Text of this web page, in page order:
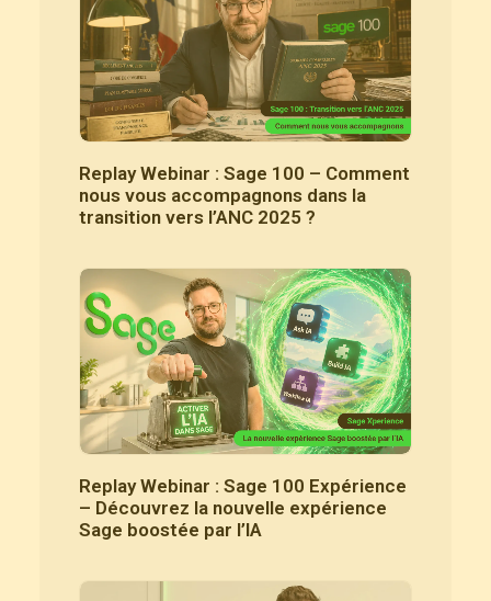
Replay Webinar : Sage 100 – Comment
nous vous accompagnons dans la
transition vers l’ANC 2025 ?
Replay Webinar : Sage 100 Expérience
– Découvrez la nouvelle expérience
Sage boostée par l’IA